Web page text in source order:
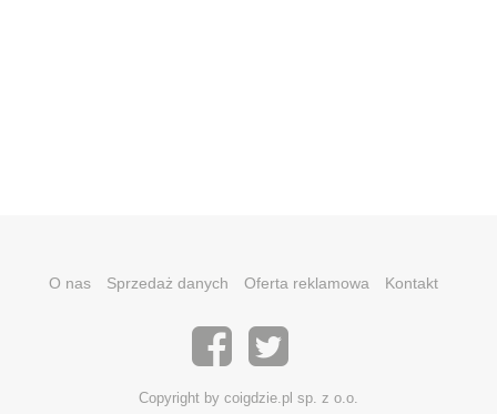
O nas Sprzedaż danych Oferta reklamowa Kontakt
Copyright by coigdzie.pl sp. z o.o.